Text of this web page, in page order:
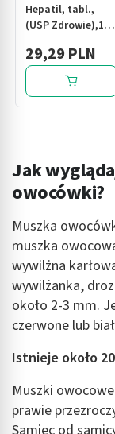
Hepatil, tabl.,
(USP Zdrowie),120
29,29 PLN
Jak
owocówki?
Muszka
muszka
wywilżna
wywilżanka,
około 2-3 mm.
czerwone lub
Istnieje około
Muszki
prawie